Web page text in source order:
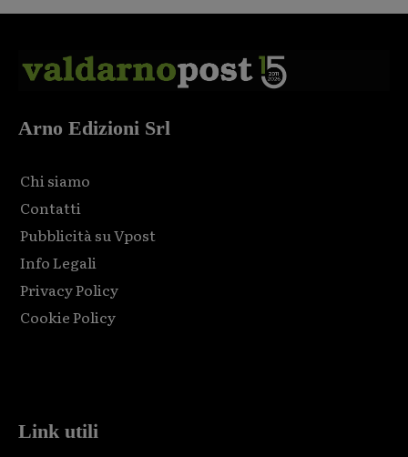
Arno Edizioni Srl
Chi siamo
Contatti
Pubblicità su Vpost
Info Legali
Privacy Policy
Cookie Policy
Link utili